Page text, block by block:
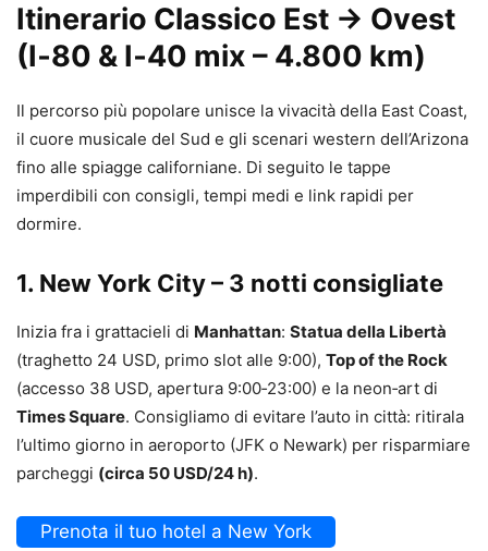
Itinerario Classico Est → Ovest
(I‑80 & I‑40 mix – 4.800 km)
Il percorso più popolare unisce la vivacità della East Coast,
il cuore musicale del Sud e gli scenari western dell’Arizona
fino alle spiagge californiane. Di seguito le tappe
imperdibili con consigli, tempi medi e link rapidi per
dormire.
1. New York City – 3 notti consigliate
Inizia fra i grattacieli di Manhattan: Statua della Libertà
(traghetto 24 USD, primo slot alle 9:00), Top of the Rock
(accesso 38 USD, apertura 9:00‑23:00) e la neon‑art di
Times Square. Consigliamo di evitare l’auto in città: ritirala
l’ultimo giorno in aeroporto (JFK o Newark) per risparmiare
parcheggi (circa 50 USD/24 h).
Prenota il tuo hotel a New York